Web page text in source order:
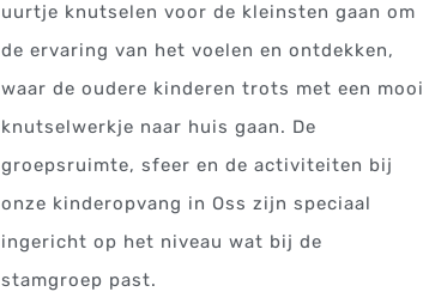
uurtje knutselen voor de kleinsten gaan om
de ervaring van het voelen en ontdekken,
waar de oudere kinderen trots met een mooi
knutselwerkje naar huis gaan. De
groepsruimte, sfeer en de activiteiten bij
onze kinderopvang in Oss zijn speciaal
ingericht op het niveau wat bij de
stamgroep past.